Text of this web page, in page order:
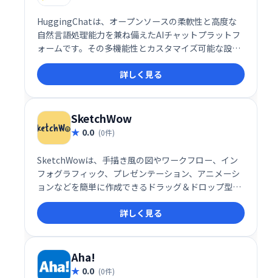
HuggingChatは、オープンソースの柔軟性と高度な
自然言語処理能力を兼ね備えたAIチャットプラットフ
ォームです。その多機能性とカスタマイズ可能な設計
により、個人から企業、さらには研究機関まで、幅広
いユーザーに最適なソリューションを提供します。
詳しく見る
SketchWow
0.0 (0件)
SketchWowは、手描き風の図やワークフロー、イン
フォグラフィック、プレゼンテーション、アニメーシ
ョンなどを簡単に作成できるドラッグ＆ドロップ型の
デザインツールです。視覚的にユニークで目を引くコ
ンテンツを手軽に作成できるため、デザインのスキル
がなくてもプロフェッショナルな仕上がりを実現でき
ます。
詳しく見る
Aha!
0.0 (0件)